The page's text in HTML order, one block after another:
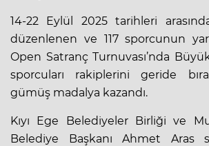
14-22 Eylül 2025 tarihleri
düzenlenen ve 117 sporcunun
Open Satranç Turnuvası’nda
sporcuları rakiplerini geride
gümüş madalya kazandı.
Kıyı Ege Belediyeler Birliği ve
Belediye Başkanı Ahmet Aras